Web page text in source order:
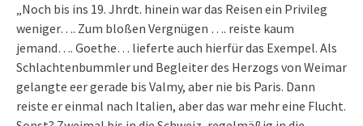
„Noch bis ins 19. Jhrdt. hinein war das Reisen ein Privileg
weniger…. Zum bloßen Vergnügen …. reiste kaum
jemand…. Goethe… lieferte auch hierfür das Exempel. Als
Schlachtenbummler und Begleiter des Herzogs von Weimar
gelangte eer gerade bis Valmy, aber nie bis Paris. Dann
reiste er einmal nach Italien, aber das war mehr eine Flucht.